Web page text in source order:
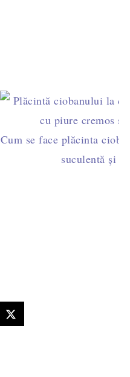
Cum se face plăcinta
suculentă și